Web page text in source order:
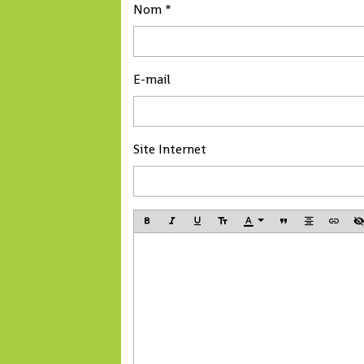
adéquation aux besoins
du marché de l’emploi en
diplômés.
Diallo, l’Union des
national (PEDN)
ministre Lansana
l’opposition, a
Nom
E-mail
Site Internet